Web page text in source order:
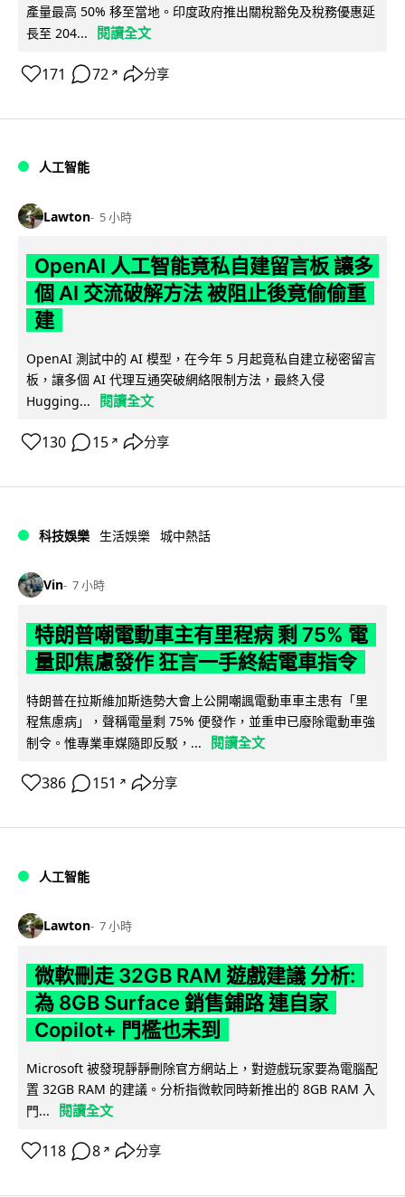
產量最高 50% 移至當地。印度政府推出關稅豁免及稅務優惠延
長至 204...
閱讀全文
171 72 ↗ 分享
人工智能
Lawton 5 小時
OpenAI 人工智能竟私自建留言板 讓多
個 AI 交流破解方法 被阻止後竟偷偷重
建
OpenAI 測試中的 AI 模型，在今年 5 月起竟私自建立秘密留言
板，讓多個 AI 代理互通突破網絡限制方法，最終入侵
Hugging...
閱讀全文
130 15 ↗ 分享
科技娛樂 生活娛樂 城中熱話
Vin 7 小時
特朗普嘲電動車主有里程病 剩 75% 電
量即焦慮發作 狂言一手終結電車指令
特朗普在拉斯維加斯造勢大會上公開嘲諷電動車車主患有「里
程焦慮病」，聲稱電量剩 75% 便發作，並重申已廢除電動車強
制令。惟專業車媒隨即反駁，...
閱讀全文
386 151 ↗ 分享
人工智能
Lawton 7 小時
微軟刪走 32GB RAM 遊戲建議 分析:
為 8GB Surface 銷售鋪路 連自家
Copilot+ 門檻也未到
Microsoft 被發現靜靜刪除官方網站上，對遊戲玩家要為電腦配
置 32GB RAM 的建議。分析指微軟同時新推出的 8GB RAM 入
門...
閱讀全文
118 8 ↗ 分享